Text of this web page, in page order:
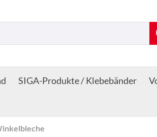
SIGA-Produkte / Klebebänder